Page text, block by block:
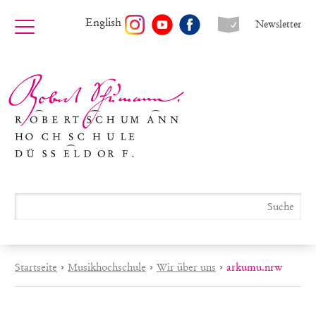
Newsletter
English
Startseite › Musikhochschule › Wir über uns › arkumu.nrw